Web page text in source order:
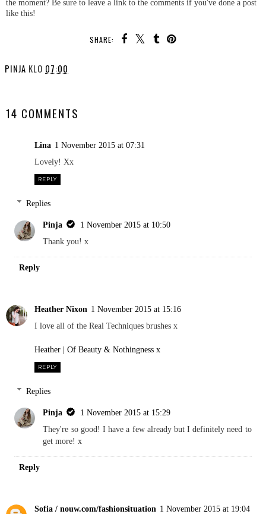
the moment? Be sure to leave a link to the comments if you've done a post
like this!
SHARE:
PINJA KLO 07:00
14 COMMENTS
Lina 1 November 2015 at 07:31
Lovely! Xx
REPLY
Replies
Pinja
1 November 2015 at 10:50
Thank you! x
Reply
Heather Nixon 1 November 2015 at 15:16
I love all of the Real Techniques brushes x
Heather | Of Beauty & Nothingness x
REPLY
Replies
Pinja
1 November 2015 at 15:29
They're so good! I have a few already but I definitely need to
get more! x
Reply
Sofia / nouw.com/fashionsituation 1 November 2015 at 19:04